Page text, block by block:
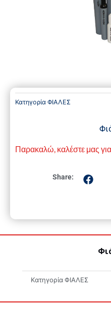
Κατηγορία ΦΙΑΛΕΣ
Παρακαλώ, καλέστε μας
Share:
Κατηγορία ΦΙΑΛΕΣ